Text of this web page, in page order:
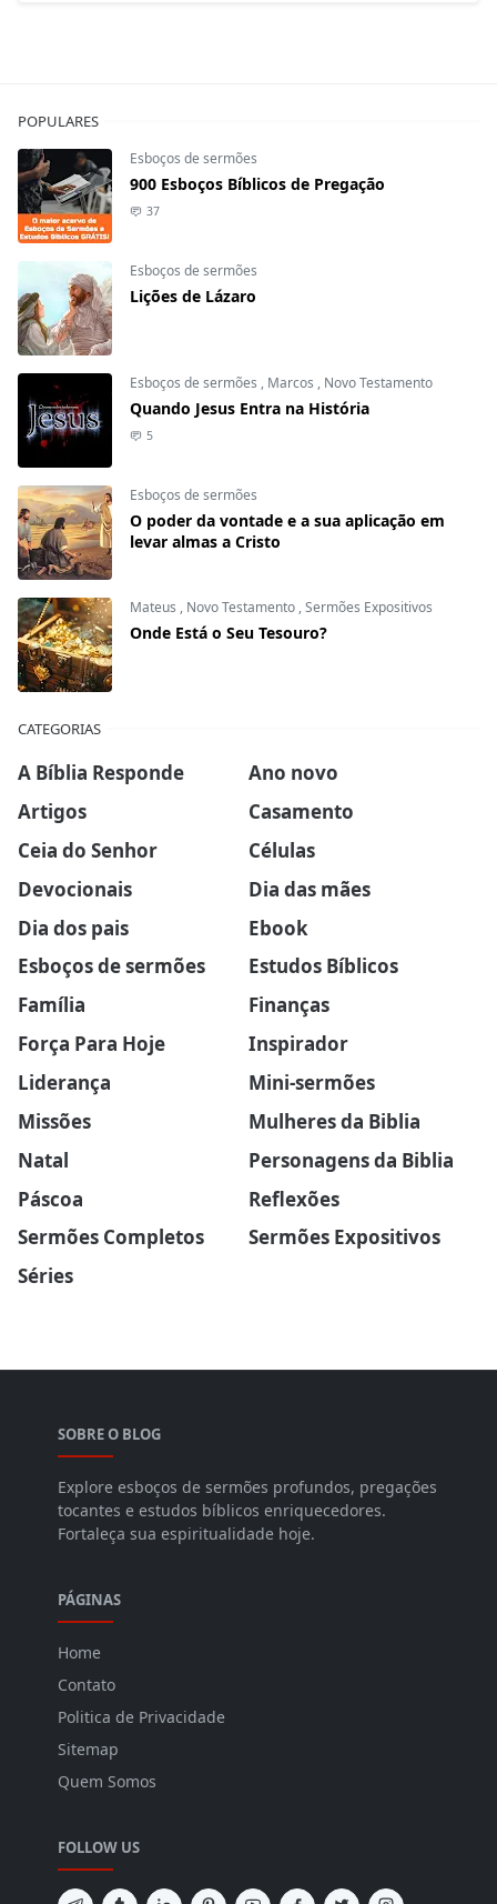
POPULARES
Esboços de sermões
900 Esboços Bíblicos de Pregação
37
Esboços de sermões
Lições de Lázaro
Esboços de sermões , Marcos , Novo Testamento
Quando Jesus Entra na História
5
Esboços de sermões
O poder da vontade e a sua aplicação em
levar almas a Cristo
Mateus , Novo Testamento ,Sermões Expositivos
Onde Está o Seu Tesouro?
CATEGORIAS
A Bíblia Responde
Ano novo
Artigos
Casamento
Ceia do Senhor
Células
Devocionais
Dia das mães
Dia dos pais
Ebook
Esboços de sermões
Estudos Bíblicos
Família
Finanças
Força Para Hoje
Inspirador
Liderança
Mini-sermões
Missões
Mulheres da Biblia
Natal
Personagens da Biblia
Páscoa
Reflexões
Sermões Completos
Sermões Expositivos
Séries
SOBRE O BLOG
Explore esboços de sermões profundos, pregações
tocantes e estudos bíblicos enriquecedores.
Fortaleça sua espiritualidade hoje.
PÁGINAS
Home
Contato
Politica de Privacidade
Sitemap
Quem Somos
FOLLOW US